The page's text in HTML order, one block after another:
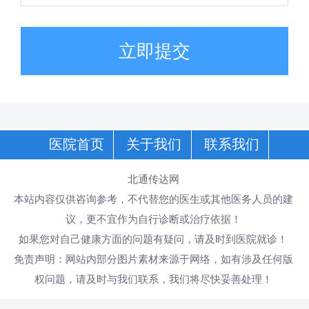
立即提交
医院首页 关于我们 联系我们
北通传达网
本站内容仅供咨询参考，不代替您的医生或其他医务人员的建
议，更不宜作为自行诊断或治疗依据！
如果您对自己健康方面的问题有疑问，请及时到医院就诊！
免责声明：网站内部分图片素材来源于网络，如有涉及任何版
权问题，请及时与我们联系，我们将尽快妥善处理！